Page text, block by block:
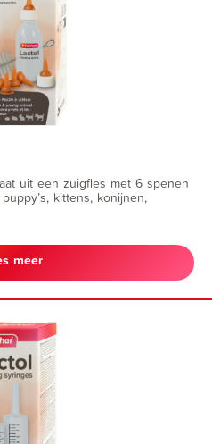
uit een zuigfles met 6 spenen
kittens, konijnen,
meer